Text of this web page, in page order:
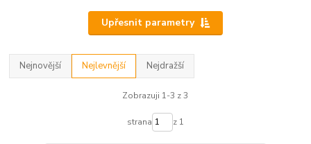
Upřesnit parametry
Nejnovější Nejlevnější Nejdražší
Zobrazuji 1-3 z 3
strana z 1